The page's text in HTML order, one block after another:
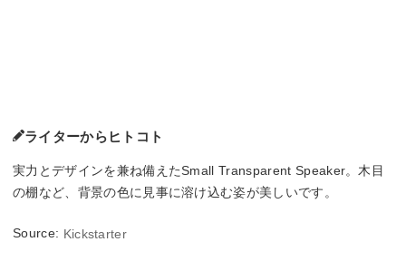
ライターからヒトコト
実力とデザインを兼ね備えたSmall Transparent Speaker。木目
の棚など、背景の色に見事に溶け込む姿が美しいです。
Source: Kickstarter